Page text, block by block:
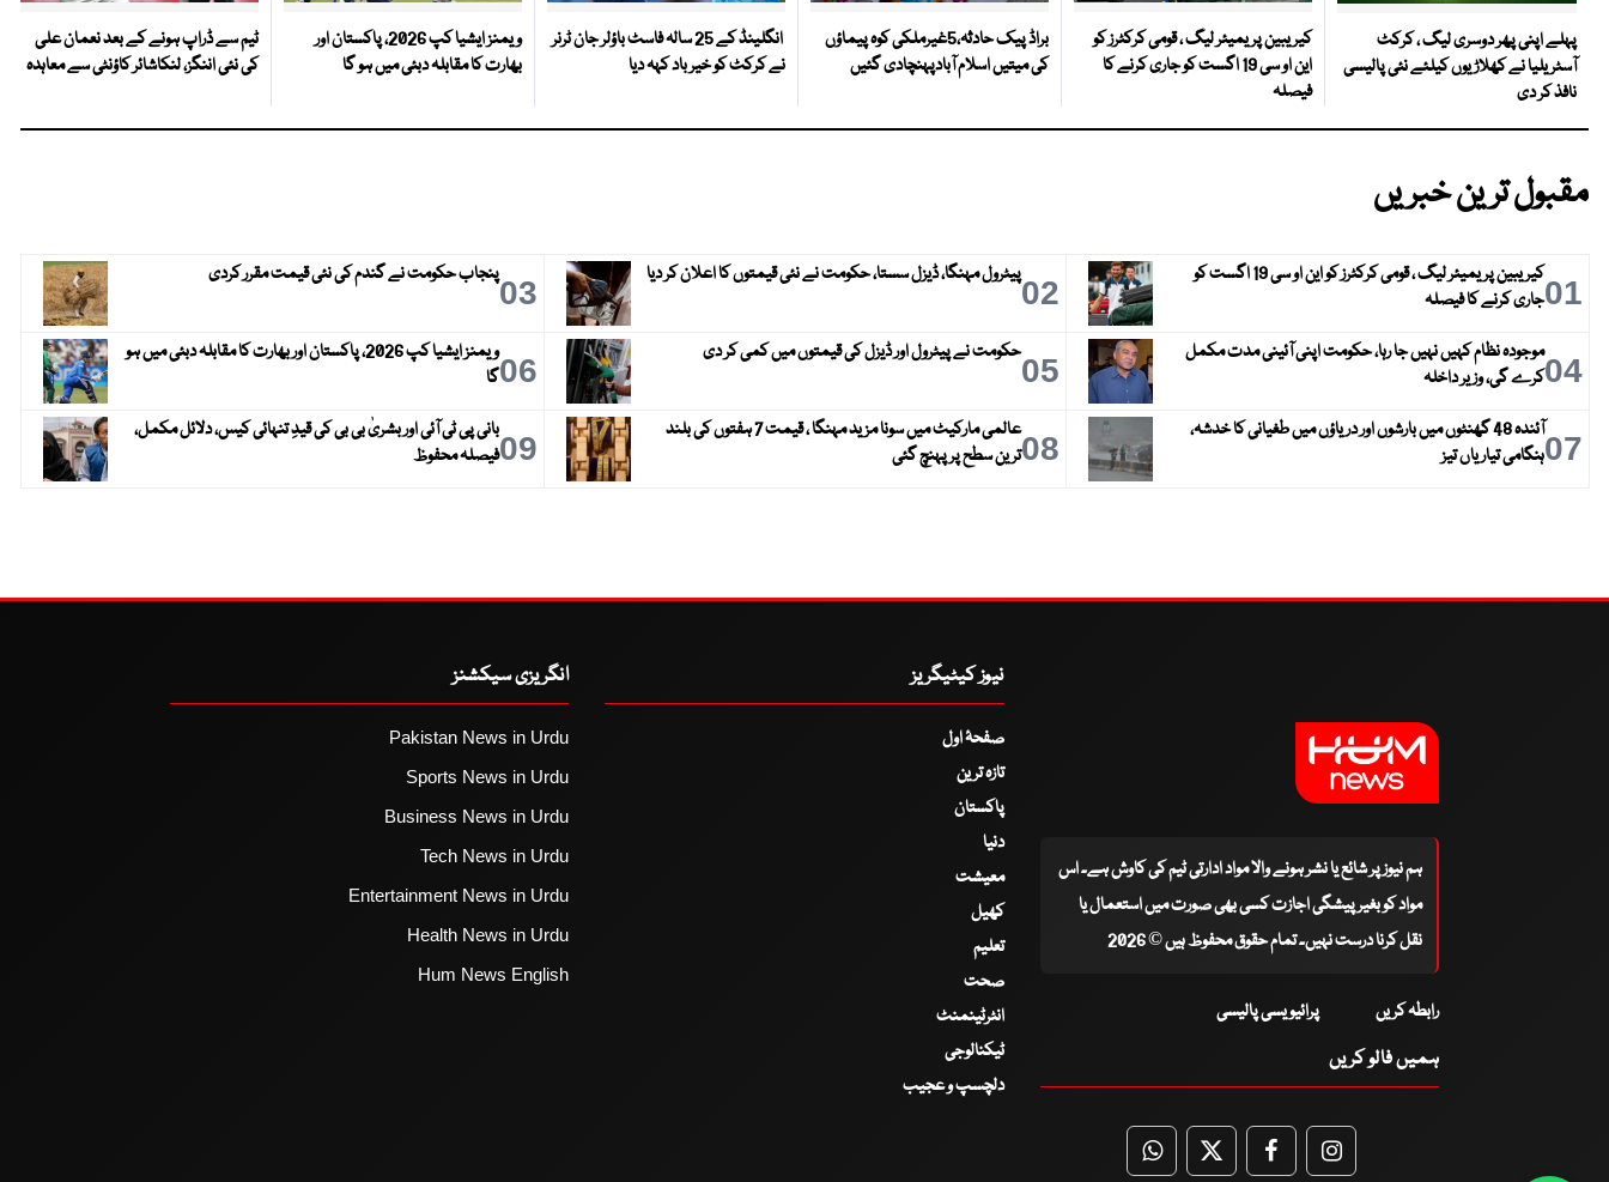
پہلے اپنی پھر دوسری لیگ ، کرکٹ
آسٹریلیا نے کھلاڑیوں کیلئے نئی پالیسی
نافذ کر دی
کیریبین پریمیئر لیگ ، قومی کرکٹرز کو
این او سی 19 اگست کو جاری کرنے کا
فیصلہ
براڈ پیک حادثہ،5غیرملکی کوہ پیماؤں
کی میتیں اسلام آبادپہنچادی گئیں
انگلینڈ کے 25 سالہ فاسٹ باؤلر جان ٹرنر
نے کرکٹ کو خیر باد کہہ دیا
ویمنز ایشیا کپ 2026، پاکستان اور
بھارت کا مقابلہ دبئی میں ہو گا
ٹیم سے ڈراپ ہونے کے بعد نعمان علی
کی نئی اننگز، لنکاشائر کاؤنٹی سے معاہدہ
مقبول ترین خبریں
01
کیریبین پریمیئر لیگ ، قومی کرکٹرز کو این او سی 19 اگست کو
جاری کرنے کا فیصلہ
02پیٹرول مہنگا، ڈیزل سستا، حکومت نے نئی قیمتوں کا اعلان کر دیا 03پنجاب حکومت نے گندم کی نئی قیمت مقرر کردی
04موجودہ نظام کہیں نہیں جا رہا، حکومت اپنی آئینی مدت مکمل
کرے گی، وزیر داخلہ
05حکومت نے پیٹرول اور ڈیزل کی قیمتوں میں کمی کر دی 06
ویمنز ایشیا کپ 2026، پاکستان اور بھارت کا مقابلہ دبئی میں ہو
گا
07
آئندہ 48 گھنٹوں میں بارشوں اور دریاؤں میں طغیانی کا خدشہ،
ہنگامی تیاریاں تیز
08
عالمی مارکیٹ میں سونا مزید مہنگا ، قیمت 7 ہفتوں کی بلند
ترین سطح پر پہنچ گئی
09بانی پی ٹی آئی اور بشریٰ بی بی کی قیدِ تنہائی کیس، دلائل مکمل،
فیصلہ محفوظ
ہم نیوز پر شائع یا نشر ہونے والا مواد ادارتی ٹیم کی کاوش ہے۔ اس
مواد کو بغیر پیشگی اجازت کسی بھی صورت میں استعمال یا
نقل کرنا درست نہیں۔ تمام حقوق محفوظ ہیں © 2026
رابطہ کریں پرائیویسی پالیسی
ہمیں فالو کریں
WhatsApp
TwitterFacebookFacebook
نیوز کیٹیگریز
صفحۂ اول
تازہ ترین
پاکستان
دنیا
معیشت
کھیل
تعلیم
صحت
انٹرٹینمنٹ
ٹیکنالوجی
دلچسپ و عجیب
انگریزی سیکشنز
Pakistan News in Urdu
Sports News in Urdu
Business News in Urdu
Tech News in Urdu
Entertainment News in Urdu
Health News in Urdu
Hum News English